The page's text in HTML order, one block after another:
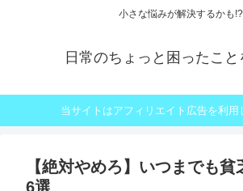
小さな悩みが解決するかも!?
日常のちょっと困ったこと
当サイトはアフィリエイト広告を利用
【絶対やめろ】いつまでも
6選